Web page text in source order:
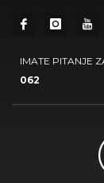
IMATE PITANJE
062